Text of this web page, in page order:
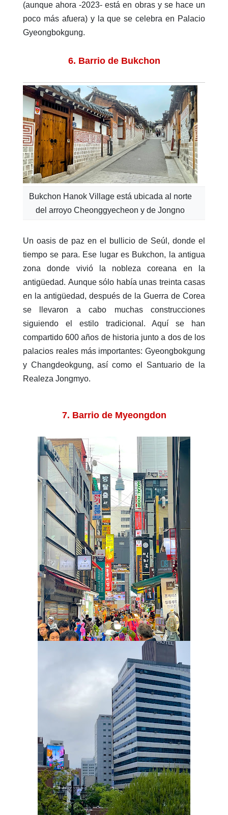
(aunque ahora -2023- está en obras y se hace un
poco más afuera) y la que se celebra en Palacio
Gyeongbokgung.
6. Barrio de Bukchon
Bukchon Hanok Village está ubicada al norte
del arroyo Cheonggyecheon y de Jongno
Un oasis de paz en el bullicio de Seúl, donde el
tiempo se para. Ese lugar es Bukchon, la antigua
zona donde vivió la nobleza coreana en la
antigüedad. Aunque sólo había unas treinta casas
en la antigüedad, después de la Guerra de Corea
se llevaron a cabo muchas construcciones
siguiendo el estilo tradicional. Aquí se han
compartido 600 años de historia junto a dos de los
palacios reales más importantes: Gyeongbokgung
y Changdeokgung, así como el Santuario de la
Realeza Jongmyo.
7. Barrio de Myeongdon